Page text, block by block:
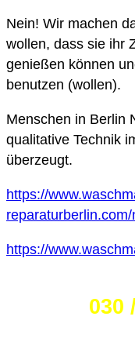
Nein! Wir machen
wollen, dass sie ihr
genießen können
benutzen (wollen).
Menschen in Berlin
qualitative Technik
überzeugt.
https://
https://
030